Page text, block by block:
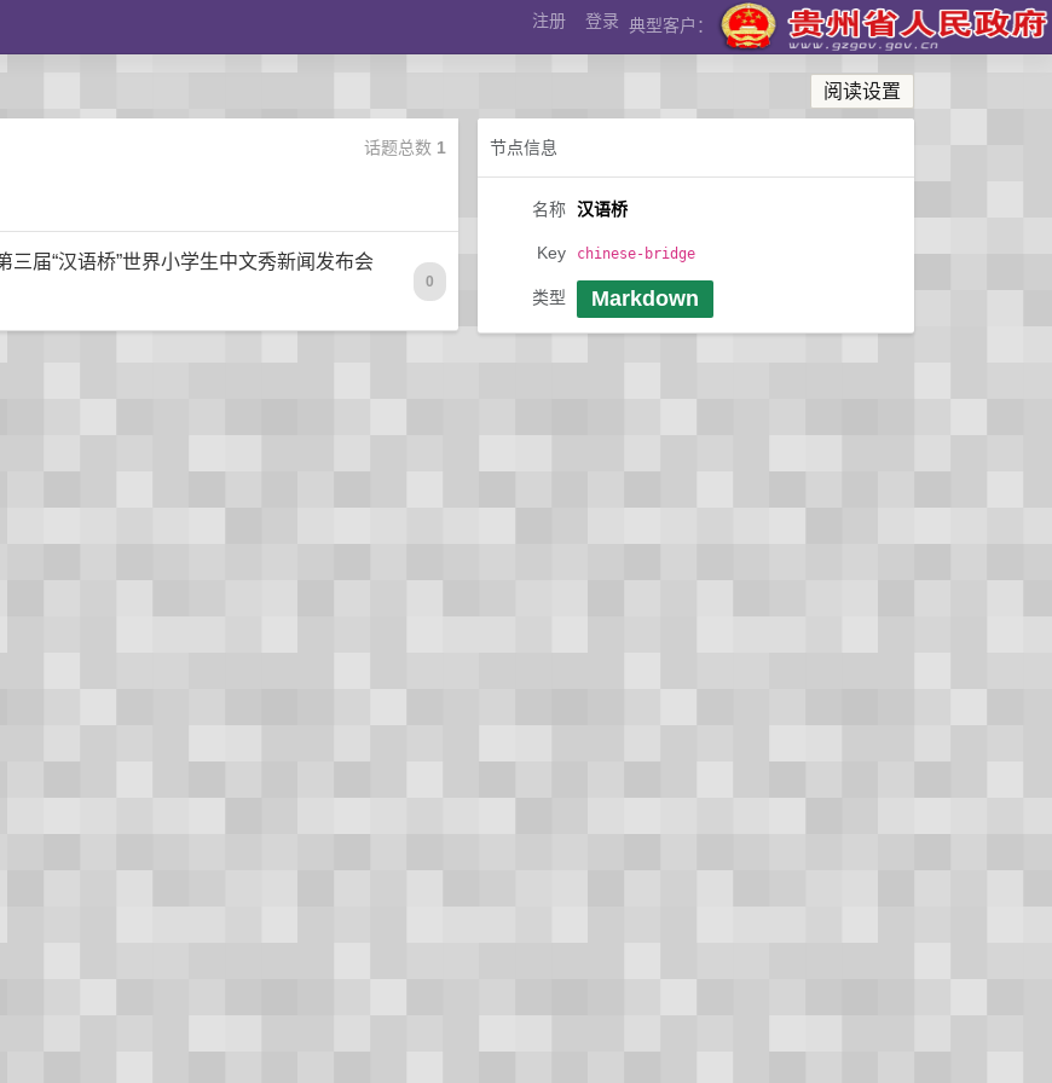
注册 登录 典型客户：
阅读设置
话题总数 1
三届“汉语桥”世界小学生中文秀新闻发布会
0
节点信息
名称 汉语桥
Key chinese-bridge
类型 Markdown